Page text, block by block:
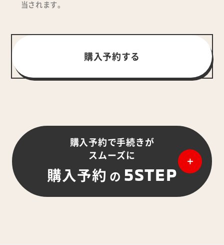
当されます。
購入予約する
購入予約で手続きが
スムーズに
購入予約 の 5STEP